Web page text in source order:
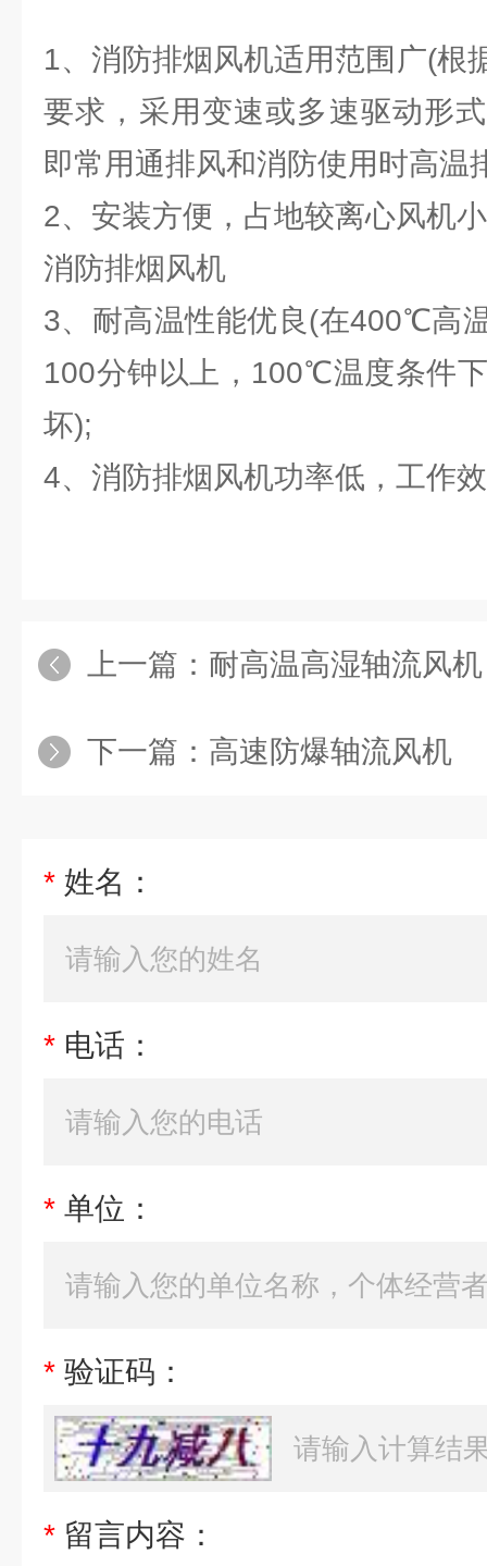
1、消防排烟风机适用范围广(根
要求，采用变速或多速驱动形
即常用通排风和消防使用时高温
2、安装方便，占地较离心风机
消防排烟风
3、耐高温性能优良(在400℃高
100分钟以上，100℃温度条件
坏);
4、消防排烟风机功率低，工作
上一篇： 耐高温高湿轴流风机
下一篇： 高速防爆轴流风机
* 姓名：
* 电话：
* 单位：
* 验证码：
* 留言内容：